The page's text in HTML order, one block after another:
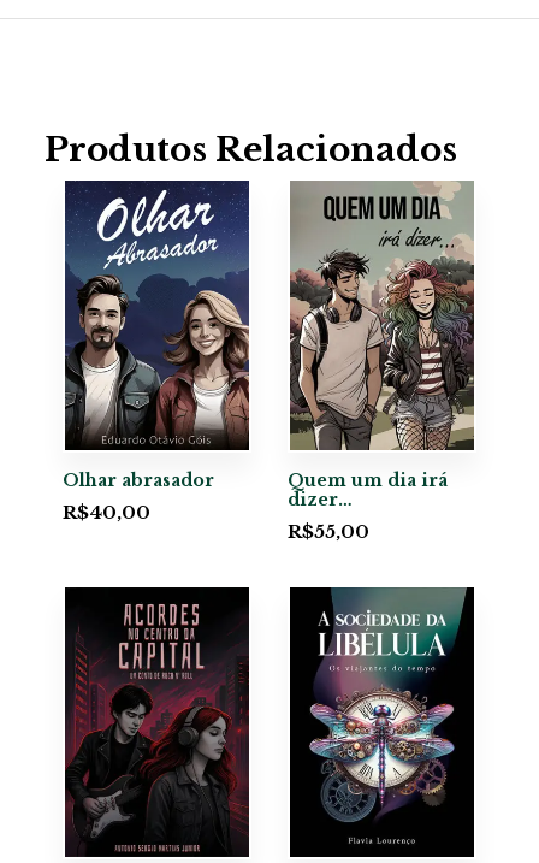
Produtos Relacionados
Olhar abrasador
R$40,00
Quem um dia irá
dizer…
R$55,00